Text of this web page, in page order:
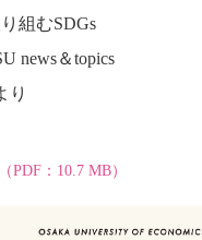
組むSDGs
news＆topics
り
PDF：10.7 MB）